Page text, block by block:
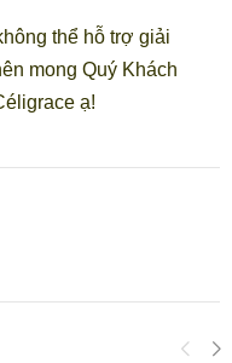
thể hỗ trợ giải
mong Quý Khách
ạ!